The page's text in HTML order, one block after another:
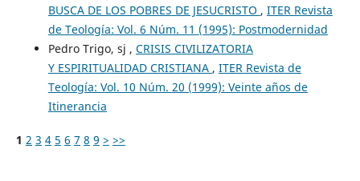
BUSCA DE LOS POBRES DE JESUCRISTO , ITER Revista
de Teología: Vol. 6 Núm. 11 (1995): Postmodernidad
Pedro Trigo, sj , CRISIS CIVILIZATORIA
Y ESPIRITUALIDAD CRISTIANA , ITER Revista de
Teología: Vol. 10 Núm. 20 (1999): Veinte años de
Itinerancia
1 2 3 4 5 6 7 8 9 > >>